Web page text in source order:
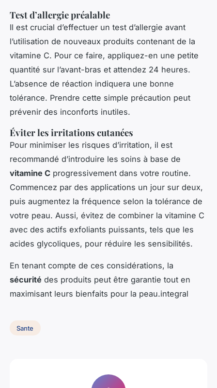
Test d’allergie préalable
Il est crucial d’effectuer un test d’allergie avant
l’utilisation de nouveaux produits contenant de la
vitamine C. Pour ce faire, appliquez-en une petite
quantité sur l’avant-bras et attendez 24 heures.
L’absence de réaction indiquera une bonne
tolérance. Prendre cette simple précaution peut
prévenir des inconforts inutiles.
Éviter les irritations cutanées
Pour minimiser les risques d’irritation, il est
recommandé d’introduire les soins à base de
vitamine C progressivement dans votre routine.
Commencez par des applications un jour sur deux,
puis augmentez la fréquence selon la tolérance de
votre peau. Aussi, évitez de combiner la vitamine C
avec des actifs exfoliants puissants, tels que les
acides glycoliques, pour réduire les sensibilités.
En tenant compte de ces considérations, la
sécurité des produits peut être garantie tout en
maximisant leurs bienfaits pour la peau.integral
Sante